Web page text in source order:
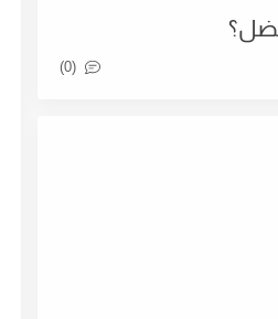
(0)